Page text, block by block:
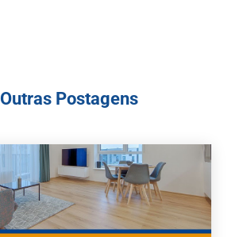
Outras Postagens